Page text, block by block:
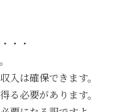
・・
入は確保できます。
る必要があります。